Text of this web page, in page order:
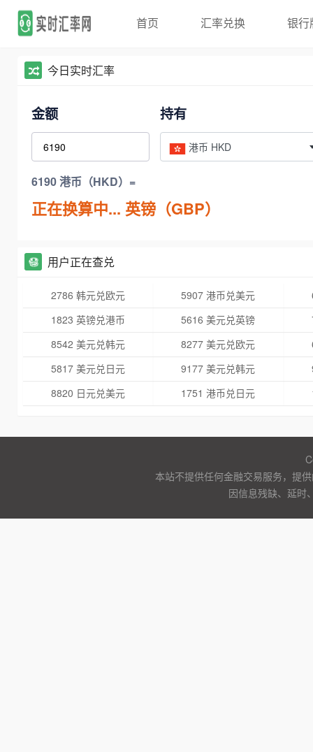
首页 汇率兑换 银行
今日实时汇率
金额 持有
港币 HKD
6190 港币（HKD）=
正在换算中... 英镑（GBP）
用户正在查兑
2786 韩元兑欧元 5907 港币兑美元
1823 英镑兑港币
5616 美元兑英镑
8542 美元兑韩元
8277 美元兑欧元
5817 美元兑日元
9177 美元兑韩元
8820 日元兑美元
1751 港币兑日元
本站不提供任何金融交易服务，提
因信息残缺、延时